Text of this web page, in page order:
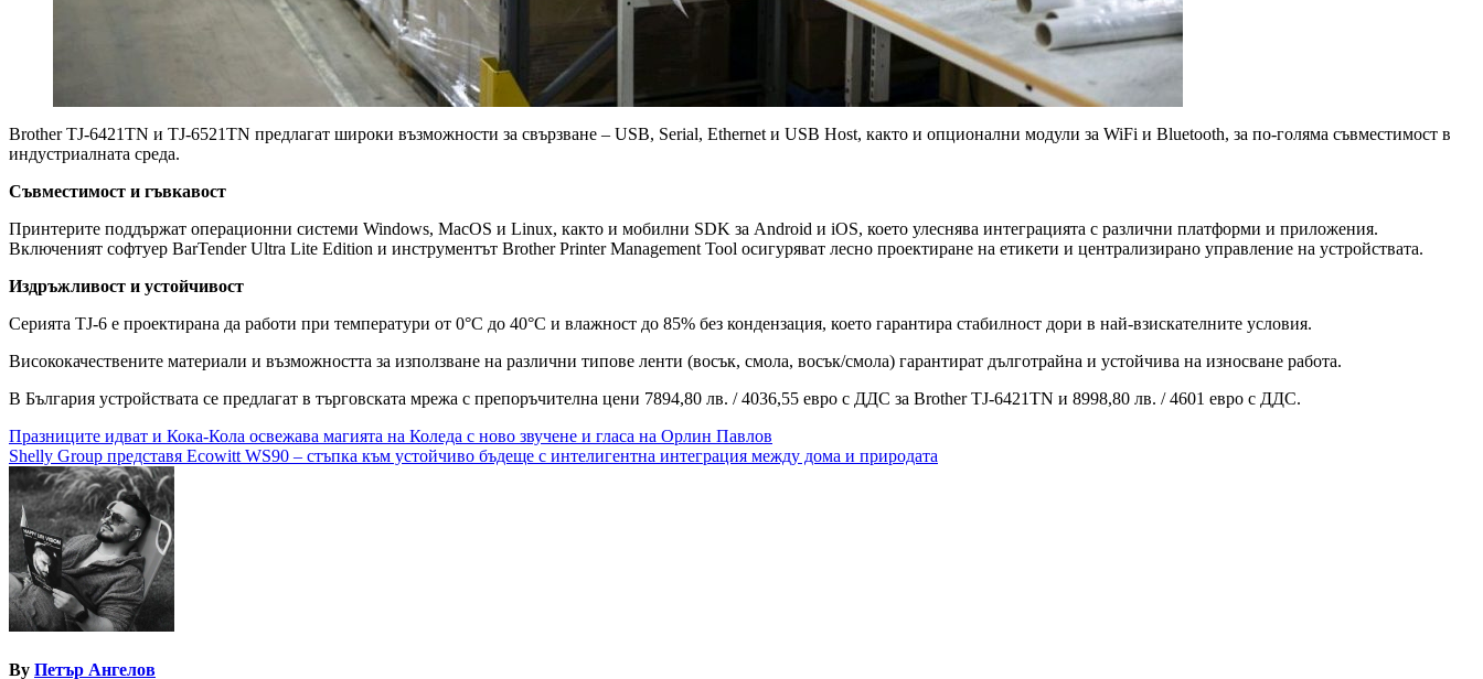
Brother TJ-6421TN и TJ-6521TN предлагат широки възможности за свързване – USB, Serial, Ethernet и USB Host, както и опционални модули за WiFi и Bluetooth, за по-голяма съвместимост в
индустриалната среда.
Съвместимост и гъвкавост
Принтерите поддържат операционни системи Windows, MacOS и Linux, както и мобилни SDK за Android и iOS, което улеснява интеграцията с различни платформи и приложения.
Включеният софтуер BarTender Ultra Lite Edition и инструментът Brother Printer Management Tool осигуряват лесно проектиране на етикети и централизирано управление на устройствата.
Издръжливост и устойчивост
Серията TJ-6 е проектирана да работи при температури от 0°C до 40°C и влажност до 85% без кондензация, което гарантира стабилност дори в най-взискателните условия.
Висококачествените материали и възможността за използване на различни типове ленти (восък, смола, восък/смола) гарантират дълготрайна и устойчива на износване работа.
В България устройствата се предлагат в търговската мрежа с препоръчителна цени 7894,80 лв. / 4036,55 евро с ДДС за Brother TJ-6421TN и 8998,80 лв. / 4601 евро с ДДС.
Навигация
Празниците идват и Кока-Кола освежава магията на Коледа с ново звучене и гласа на Орлин Павлов
Shelly Group представя Ecowitt WS90 – стъпка към устойчиво бъдеще с интелигентна интеграция между дома и природата
By Петър Ангелов